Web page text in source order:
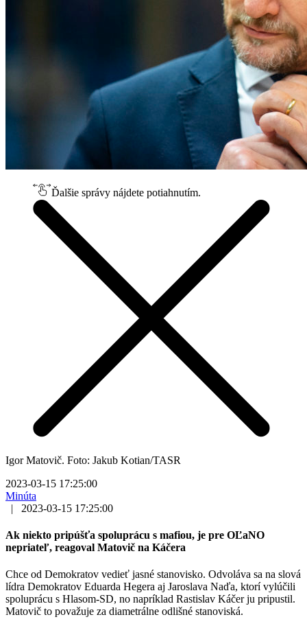
Ďalšie správy nájdete potiahnutím.
Igor Matovič. Foto: Jakub Kotian/TASR
2023-03-15 17:25:00
Minúta
|
2023-03-15 17:25:00
Ak niekto pripúšťa spoluprácu s mafiou, je pre OĽaNO
nepriateľ, reagoval Matovič na Káčera
Chce od Demokratov vedieť jasné stanovisko. Odvoláva sa na slová
lídra Demokratov Eduarda Hegera aj Jaroslava Naďa, ktorí vylúčili
spoluprácu s Hlasom-SD, no napríklad Rastislav Káčer ju pripustil.
Matovič to považuje za diametrálne odlišné stanoviská.